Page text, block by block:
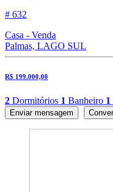
# 632
Casa - Venda
Palmas, LAGO SUL
R$ 199.000,00
2 Dormitórios 1 Banheiro 1
Enviar mensagem